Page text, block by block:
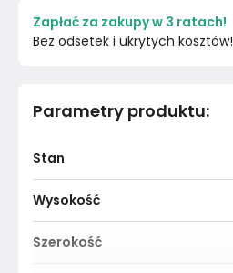
Parametry produktu:
Stan
Wysokość
Szerokość
Zapłać za zakupy w 3 ratach!
Bez odsetek i ukrytych kosztów!